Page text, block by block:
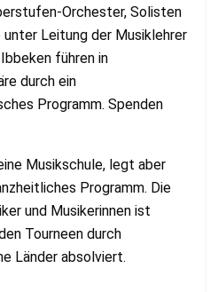
Orchester, Solisten
unter Leitung der Musiklehrer
führen in
durch ein
Programm. Spenden
Musikschule, legt aber
Programm. Die
und Musikerinnen ist
Tourneen durch
Länder absolviert.